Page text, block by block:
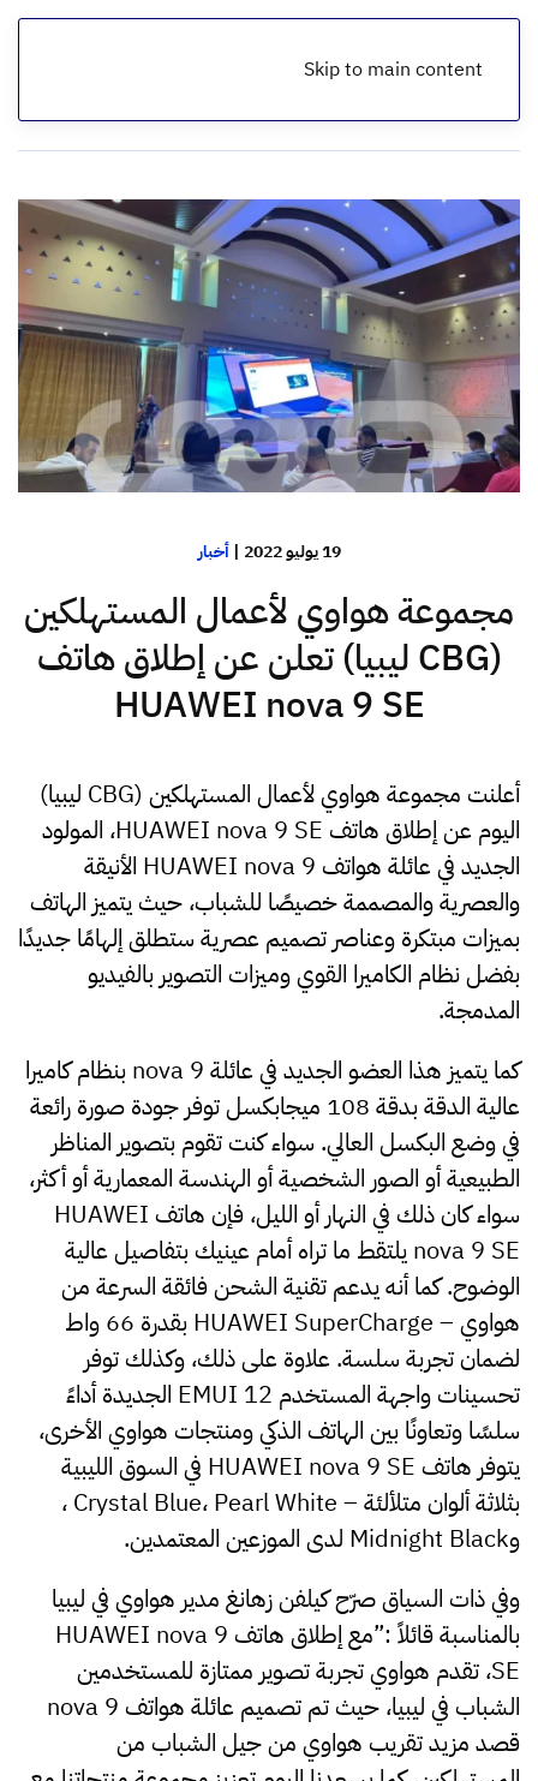
Skip to main content
الرئيسية
19 يوليو 2022 |أخبار
مجموعة هواوي لأعمال المستهلكين
(CBG ليبيا) تعلن عن إطلاق هاتف
HUAWEI nova 9 SE
أعلنت مجموعة هواوي لأعمال المستهلكين (CBG ليبيا)
اليوم عن إطلاق هاتف HUAWEI nova 9 SE، المولود
الجديد في عائلة هواتف HUAWEI nova 9 الأنيقة
والعصرية والمصممة خصيصًا للشباب، حيث يتميز الهاتف
بميزات مبتكرة وعناصر تصميم عصرية ستطلق إلهامًا جديدًا
بفضل نظام الكاميرا القوي وميزات التصوير بالفيديو
المدمجة.
كما يتميز هذا العضو الجديد في عائلة nova 9 بنظام كاميرا
عالية الدقة بدقة 108 ميجابكسل توفر جودة صورة رائعة
في وضع البكسل العالي. سواء كنت تقوم بتصوير المناظر
الطبيعية أو الصور الشخصية أو الهندسة المعمارية أو أكثر،
سواء كان ذلك في النهار أو الليل، فإن هاتف HUAWEI
nova 9 SE يلتقط ما تراه أمام عينيك بتفاصيل عالية
الوضوح. كما أنه يدعم تقنية الشحن فائقة السرعة من
هواوي – HUAWEI SuperCharge بقدرة 66 واط
لضمان تجربة سلسة. علاوة على ذلك، وكذلك توفر
تحسينات واجهة المستخدم EMUI 12 الجديدة أداءً
سلسًا وتعاونًا بين الهاتف الذكي ومنتجات هواوي الأخرى،
يتوفر هاتف HUAWEI nova 9 SE في السوق الليبية
بثلاثة ألوان متلألئة – Crystal Blue، Pearl White ،
وMidnight Black لدى الموزعين المعتمدين.
وفي ذات السياق صرّح كيلفن زهانغ مدير هواوي في ليبيا
بالمناسبة قائلاً :”مع إطلاق هاتف HUAWEI nova 9
SE، تقدم هواوي تجربة تصوير ممتازة للمستخدمين
الشباب في ليبيا، حيث تم تصميم عائلة هواتف nova 9
قصد مزيد تقريب هواوي من جيل الشباب من